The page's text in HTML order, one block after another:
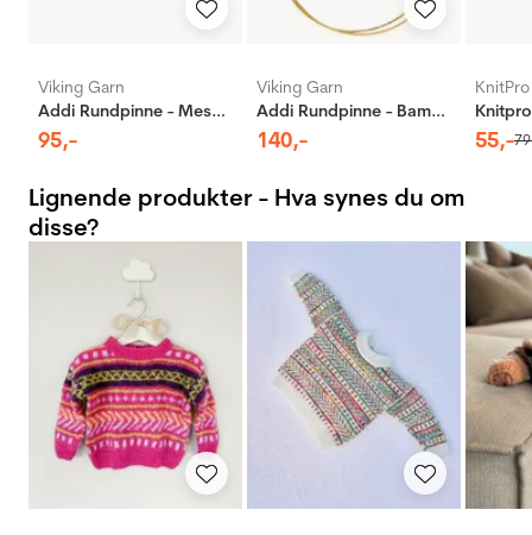
Viking Garn
Addi Rundpinne - Messing
95,-
Viking Garn
Addi Rundpinne - Bambus
140,-
KnitPro
55,-79
Lignende produkter - Hva synes du om
disse?